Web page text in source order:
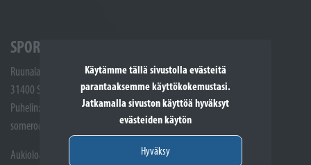
Käytämme tällä sivustolla evästeitä
parantaaksemme käyttökokemustasi.
Jatkamalla sivuston käyttöä hyväksyt
evästeiden käytön
Hyväksy
SPORTTIKONE SOMERO
Ruunalantie 5
31400 Somero
Puhelin: (02) 748 9300
somero@sporttikone.fi
Aukioloajat